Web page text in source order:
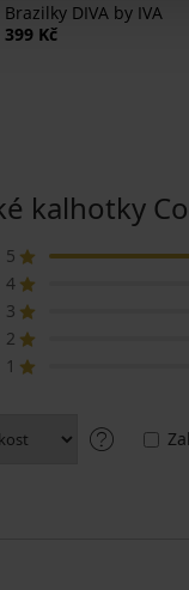
Brazilky DIVA by IVA
399 Kč
kalhotky
5
4
3
2
1